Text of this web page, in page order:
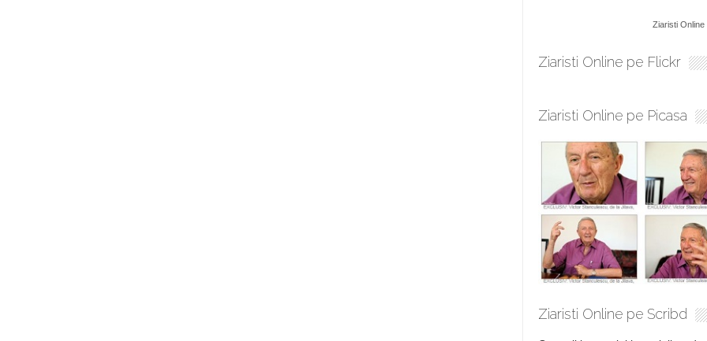
Ziaristi Online
Ziaristi Online pe Flickr
Ziaristi Online pe Picasa
Ziaristi Online pe Scribd